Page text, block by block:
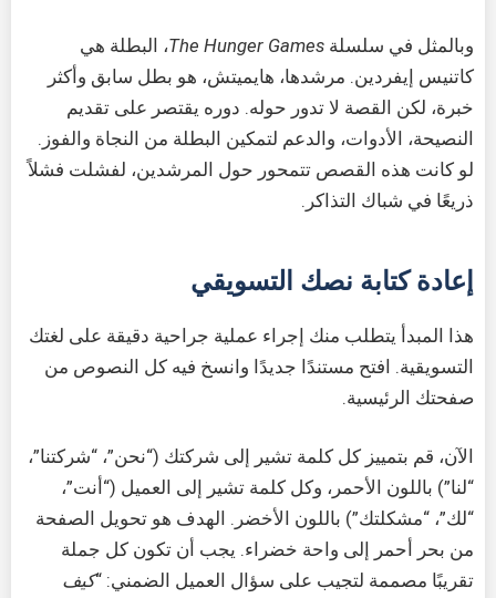
وبالمثل في سلسلة The Hunger Games، البطلة هي
كاتنيس إيفردين. مرشدها، هايميتش، هو بطل سابق وأكثر
خبرة، لكن القصة لا تدور حوله. دوره يقتصر على تقديم
النصيحة، الأدوات، والدعم لتمكين البطلة من النجاة والفوز.
لو كانت هذه القصص تتمحور حول المرشدين، لفشلت فشلاً
ذريعًا في شباك التذاكر.
إعادة كتابة نصك التسويقي
هذا المبدأ يتطلب منك إجراء عملية جراحية دقيقة على لغتك
التسويقية. افتح مستندًا جديدًا وانسخ فيه كل النصوص من
صفحتك الرئيسية.
الآن، قم بتمييز كل كلمة تشير إلى شركتك (“نحن”، “شركتنا”،
“لنا”) باللون الأحمر، وكل كلمة تشير إلى العميل (“أنت”،
“لك”، “مشكلتك”) باللون الأخضر. الهدف هو تحويل الصفحة
من بحر أحمر إلى واحة خضراء. يجب أن تكون كل جملة
تقريبًا مصممة لتجيب على سؤال العميل الضمني: “كيف